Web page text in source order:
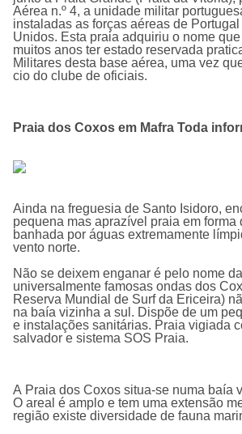
Aérea n.º 4, a unidade militar
instaladas as forças aéreas de
Unidos. Esta praia adquiriu o nome
muitos anos ter estado reservada
Militares desta base aérea, uma vez
cio do clube de oficiais.
Praia dos Coxos em Mafra Toda
Ainda na freguesia de Santo Isidoro,
pequena mas aprazível praia em forma
banhada por águas extremamente
vento norte.
Não se deixem enganar é pelo nome
universalmente famosas ondas dos
Reserva Mundial de Surf da Ericeira)
na baía vizinha a sul. Dispõe de um
e instalações sanitárias. Praia vigiada
salvador e sistema SOS Praia.
A Praia dos Coxos situa-se numa baía
O areal é amplo e tem uma extensão
região existe diversidade de fauna